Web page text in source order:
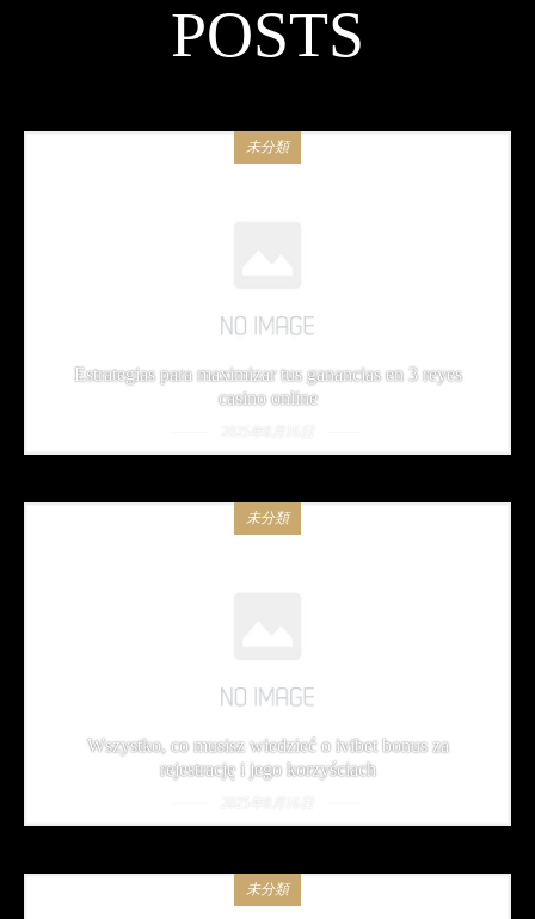
POSTS
未分類
Estrategias para maximizar tus ganancias en 3 reyes
casino online
未分類
Wszystko, co musisz wiedzieć o ivibet bonus za
rejestrację i jego korzyściach
未分類